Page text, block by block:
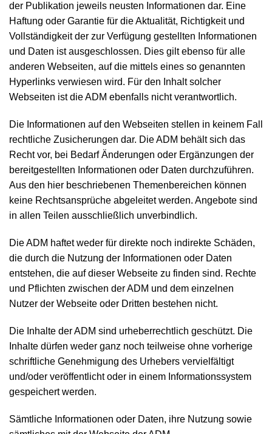
der Publikation jeweils neusten Informationen dar. Eine
Haftung oder Garantie für die Aktualität, Richtigkeit und
Vollständigkeit der zur Verfügung gestellten Informationen
und Daten ist ausgeschlossen. Dies gilt ebenso für alle
anderen Webseiten, auf die mittels eines so genannten
Hyperlinks verwiesen wird. Für den Inhalt solcher
Webseiten ist die ADM ebenfalls nicht verantwortlich.
Die Informationen auf den Webseiten stellen in keinem Fall
rechtliche Zusicherungen dar. Die ADM behält sich das
Recht vor, bei Bedarf Änderungen oder Ergänzungen der
bereitgestellten Informationen oder Daten durchzuführen.
Aus den hier beschriebenen Themenbereichen können
keine Rechtsansprüche abgeleitet werden. Angebote sind
in allen Teilen ausschließlich unverbindlich.
Die ADM haftet weder für direkte noch indirekte Schäden,
die durch die Nutzung der Informationen oder Daten
entstehen, die auf dieser Webseite zu finden sind. Rechte
und Pflichten zwischen der ADM und dem einzelnen
Nutzer der Webseite oder Dritten bestehen nicht.
Die Inhalte der ADM sind urheberrechtlich geschützt. Die
Inhalte dürfen weder ganz noch teilweise ohne vorherige
schriftliche Genehmigung des Urhebers vervielfältigt
und/oder veröffentlicht oder in einem Informationssystem
gespeichert werden.
Sämtliche Informationen oder Daten, ihre Nutzung sowie